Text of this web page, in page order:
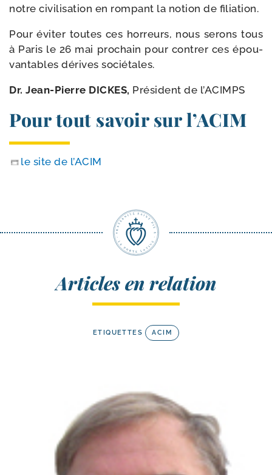
notre civi­li­sa­tion en rom­pant la notion de filiation.
Pour évi­ter toutes ces hor­reurs, nous serons tous
à Paris le 26 mai pro­chain pour contrer ces épou­
van­tables dérives sociétales.
Dr. Jean-​Pierre DICKES, Président de l’ACIMPS
Pour tout savoir sur l’ACIM
le site de l’ACIM
Articles en relation
ETIQUETTES ACIM